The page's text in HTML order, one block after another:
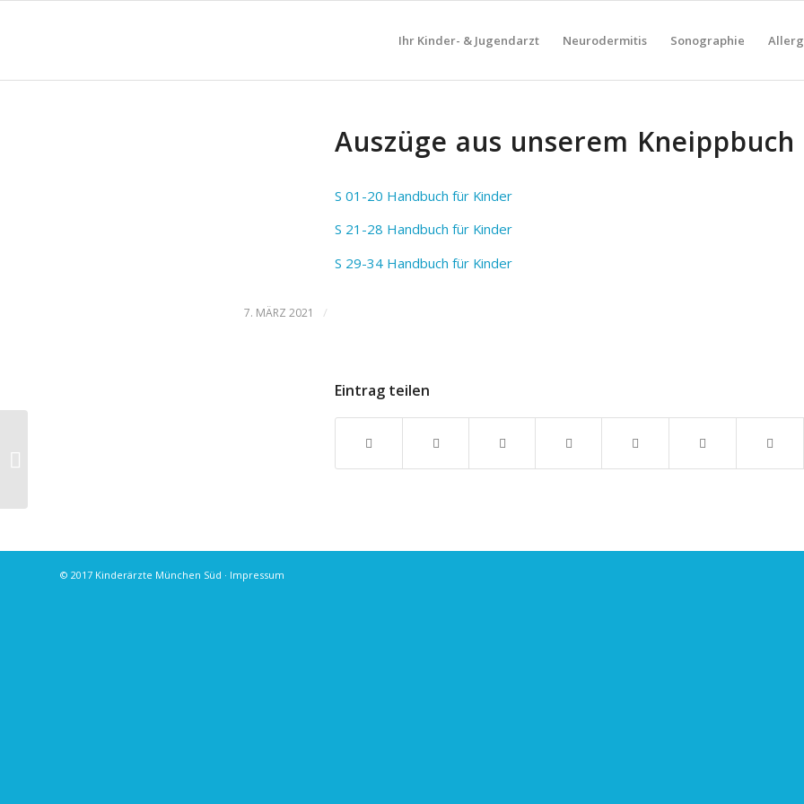
Ihr Kinder- & Jugendarzt Neurodermitis Sonographie
Auszüge aus unserem Kneippbuch
S 01-20 Handbuch für Kinder
S 21-28 Handbuch für Kinder
S 29-34 Handbuch für Kinder
7. MÄRZ 2021 /
Eintrag teilen
© 2017 Kinderärzte München Süd · Impressum